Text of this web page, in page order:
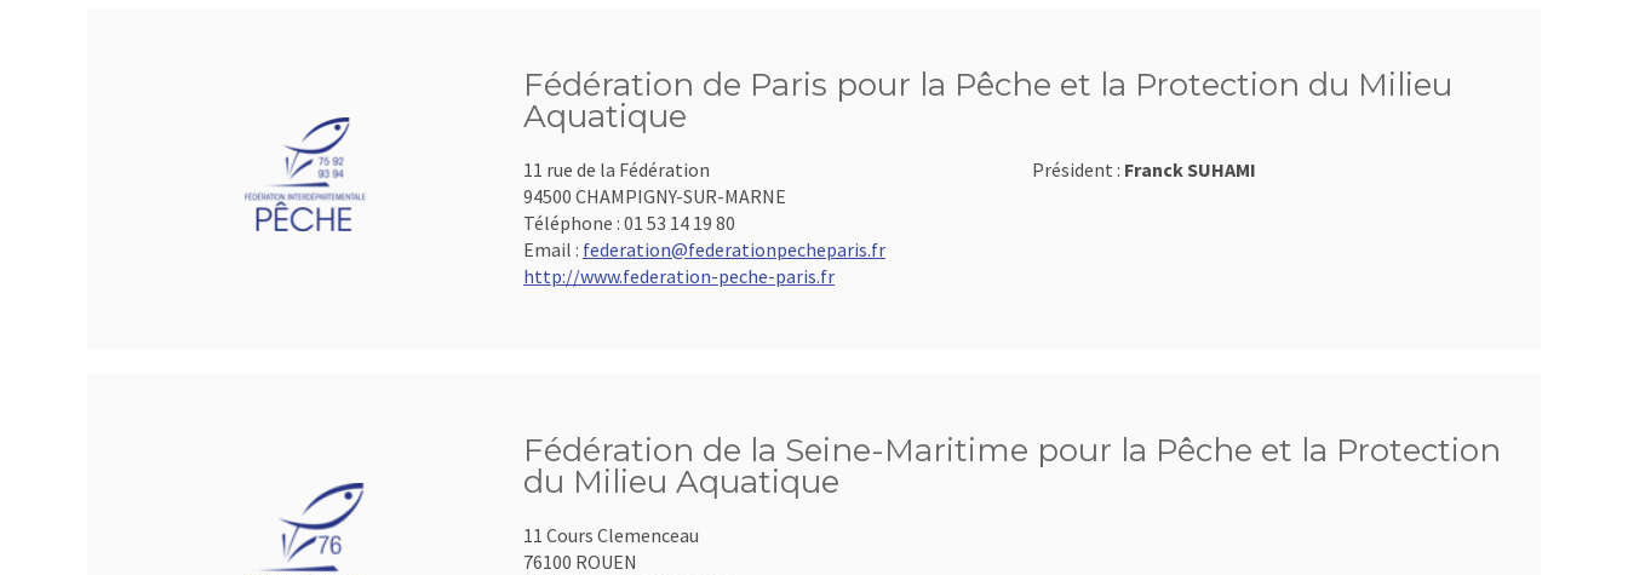
Fédération de Paris pour la Pêche et la Protection du Milieu
Aquatique
11 rue de la Fédération
94500 CHAMPIGNY-SUR-MARNE
Téléphone : 01 53 14 19 80
Email : federation@federationpecheparis.fr
http://www.federation-peche-paris.fr
Président : Franck SUHAMI
Fédération de la Seine-Maritime pour la Pêche et la Protection
du Milieu Aquatique
11 Cours Clemenceau
76100 ROUEN